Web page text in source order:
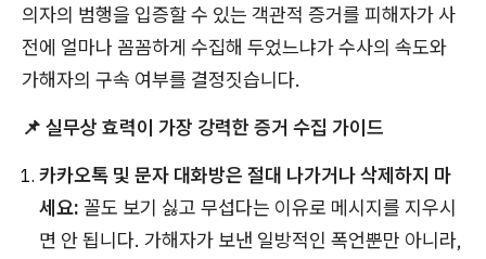
의자의 범행을 입증할 수 있는 객관적 증거를 피해자가 사
전에 얼마나 꼼꼼하게 수집해 두었느냐가 수사의 속도와
가해자의 구속 여부를 결정짓습니다.
📌 실무상 효력이 가장 강력한 증거 수집 가이드
카카오톡 및 문자 대화방은 절대 나가거나 삭제하지 마
세요: 꼴도 보기 싫고 무섭다는 이유로 메시지를 지우시
면 안 됩니다. 가해자가 보낸 일방적인 폭언뿐만 아니라,